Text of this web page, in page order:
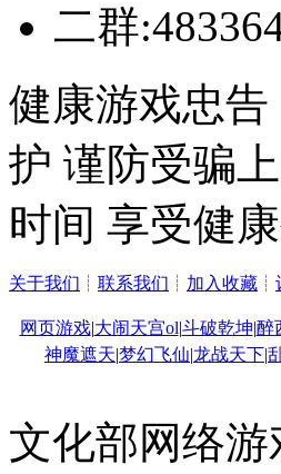
二群
健康游戏忠
护 谨防受骗
时间 享受健
关于我们 ┊ 联系我们 ┊ 加入收藏 ┊
网页游戏|大闹天宫ol|斗破乾坤|醉
神魔遮天|梦幻飞仙|龙战天下|
文化部网络游